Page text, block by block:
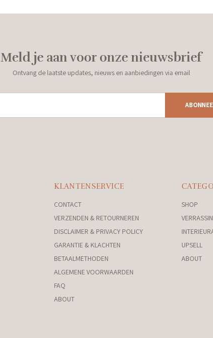
Meld je aan voor onze nieuwsbrief
Ontvang de laatste updates, nieuws en aanbiedingen via email
KLANTENSERVICE
CONTACT
VERZENDEN & RETOURNEREN
DISCLAIMER & PRIVACY POLICY
GARANTIE & KLACHTEN
BETAALMETHODEN
ALGEMENE VOORWAARDEN
FAQ
ABOUT
SHOP
UPSELL
ABOUT